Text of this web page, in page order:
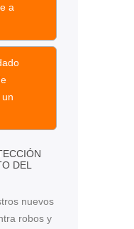
a
DEL
nuevos
robos y